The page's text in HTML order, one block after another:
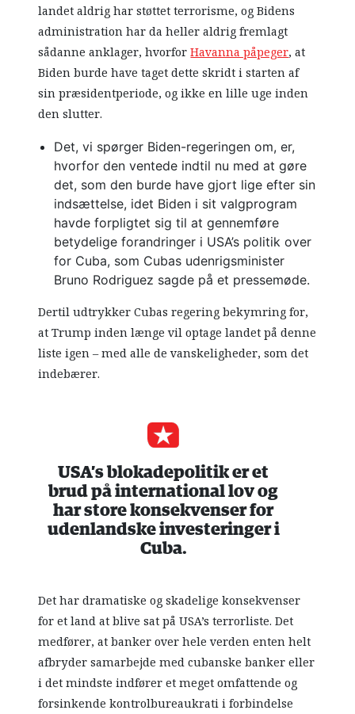
landet aldrig har støttet terrorisme, og Bidens
administration har da heller aldrig fremlagt
sådanne anklager, hvorforHavanna påpeger, at
Biden burde have taget dette skridt i starten af
sin præsidentperiode, og ikke en lille uge inden
den slutter.
Det, vi spørger Biden-regeringen om, er,
hvorfor den ventede indtil nu med at gøre
det, som den burde have gjort lige efter sin
indsættelse, idet Biden i sit valgprogram
havde forpligtet sig til at gennemføre
betydelige forandringer i USA’s politik over
for Cuba, som Cubas udenrigsminister
Bruno Rodriguez sagde på et pressemøde.
Dertil udtrykker Cubas regering bekymring for,
at Trump inden længe vil optage landet på denne
liste igen – med alle de vanskeligheder, som det
indebærer.
USA’s blokadepolitik er et
brud på international lov og
har store konsekvenser for
udenlandske investeringer i
Cuba.
Det har dramatiske og skadelige konsekvenser
for et land at blive sat på USA’s terrorliste. Det
medfører, at banker over hele verden enten helt
afbryder samarbejde med cubanske banker eller
i det mindste indfører et meget omfattende og
forsinkende kontrolbureaukrati i forbindelse